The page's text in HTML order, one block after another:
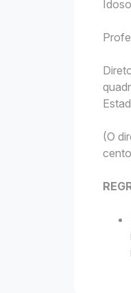
(O